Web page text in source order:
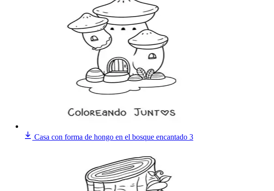
Casa con forma de hongo en el bosque encantado 3